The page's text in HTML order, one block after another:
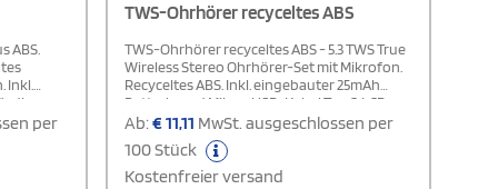
ABS.
Inkl.
per
TWS-Ohrhörer recyceltes ABS
TWS-Ohrhörer recyceltes ABS - 5.3 TWS True
Wireless Stereo Ohrhörer-Set mit Mikrofon.
Recyceltes ABS. Inkl. eingebauter 25mAh
Batterie und Mikro-USB-Kabel Typ C. LCD-
Ladestandsanzeige. Spieldauer ca. 3
Stunden. Automatische Kopplung.
Lieferung in Ladebox mit 250 mAh Batterie.
Ab:€11,11 MwSt. ausgeschlossen per
100 Stück
Kostenfreier versand